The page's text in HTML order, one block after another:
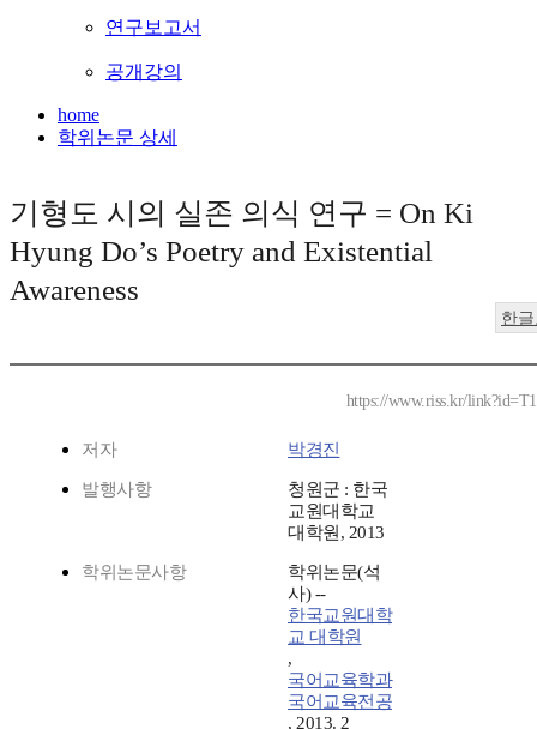
연구보고서
공개강의
home
학위논문 상세
기형도 시의 실존 의식 연구 = On Ki
Hyung Do’s Poetry and Existential
Awareness
한
https://www.riss.kr/
저자 박경진
발행사항
청원군 : 한국
교원대학교
대학원, 2013
학위논문사항
학위논문(석
사) --
한국교원대학
교 대학원
,
국어교육학과
국어교육전공
, 2013. 2